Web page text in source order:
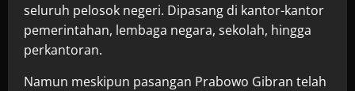
seluruh pelosok negeri. Dipasang di kantor-kantor
pemerintahan, lembaga negara, sekolah, hingga
perkantoran.
Namun meskipun pasangan Prabowo Gibran telah